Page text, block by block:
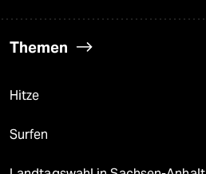
Themen
Hitze
Surfen